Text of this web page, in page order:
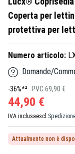
Coperta per
protettiva per
Numero articolo:
Domande/
-36%*² PVC 69,90 €
44,90 €
IVA inclusaescl.
Attualmente non è